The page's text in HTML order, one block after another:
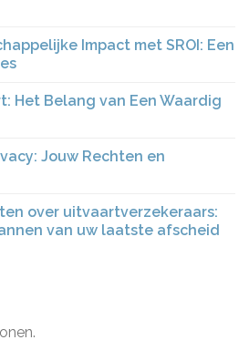
Impact met SROI: Een
Het Belang van Een Waardig
Jouw Rechten en
over uitvaartverzekeraars:
van uw laatste afscheid